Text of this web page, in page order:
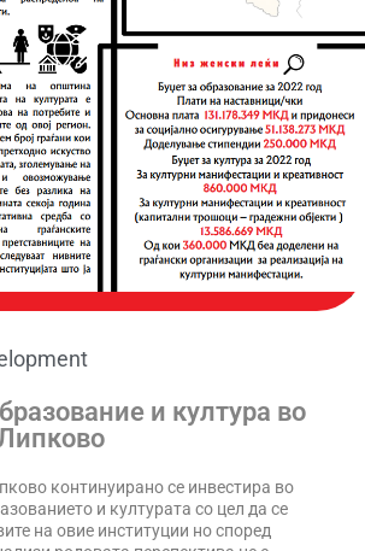
и култура во
континуирано се инвестира во
и културата со цел да се
на овие институции но според